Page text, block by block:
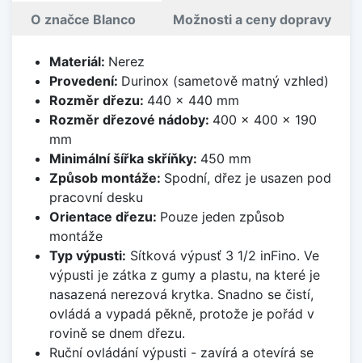
O značce Blanco Možnosti a ceny dopravy
Materiál: Nerez
Provedení: Durinox (sametově matný vzhled)
Rozměr dřezu: 440 x 440 mm
Rozměr dřezové nádoby: 400 x 400 x 190
mm
Minimální šířka skříňky: 450 mm
Způsob montáže: Spodní, dřez je usazen pod
pracovní desku
Orientace dřezu: Pouze jeden způsob
montáže
Typ výpusti: Sítková výpusť 3 1/2 inFino. Ve
výpusti je zátka z gumy a plastu, na které je
nasazená nerezová krytka. Snadno se čistí,
ovládá a vypadá pěkně, protože je pořád v
rovině se dnem dřezu.
Ruční ovládání výpusti - zavírá a otevírá se